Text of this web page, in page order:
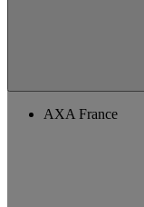
AXA France